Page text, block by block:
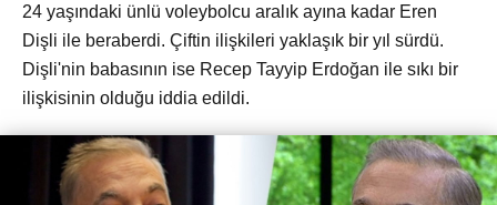
24 yaşındaki ünlü voleybolcu aralık ayına kadar Eren
Dişli ile beraberdi. Çiftin ilişkileri yaklaşık bir yıl sürdü.
Dişli'nin babasının ise Recep Tayyip Erdoğan ile sıkı bir
ilişkisinin olduğu iddia edildi.